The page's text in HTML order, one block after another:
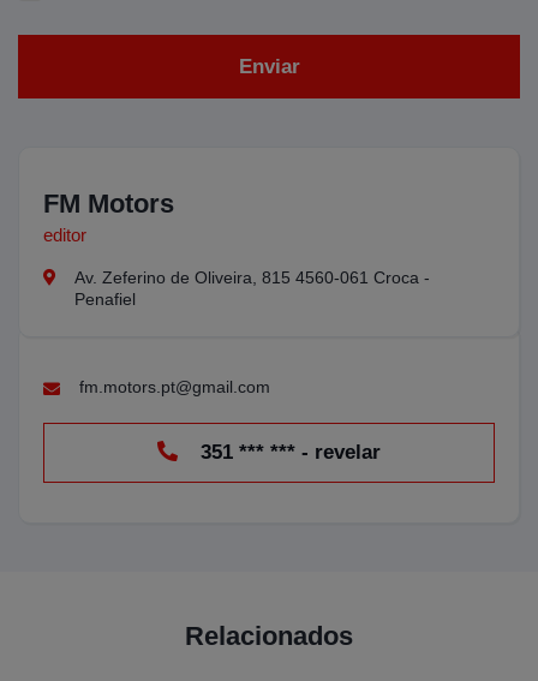
Enviar
FM Motors
editor
Av. Zeferino de Oliveira, 815 4560-061 Croca -
Penafiel
fm.motors.pt@gmail.com
351 *** *** - revelar
Relacionados